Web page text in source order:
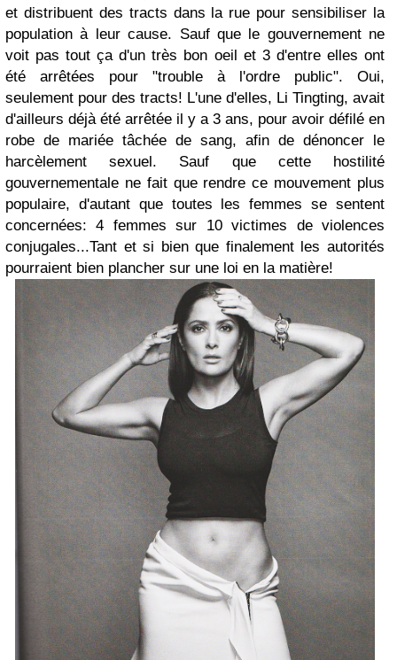
et distribuent des tracts dans la rue pour sensibiliser la
population à leur cause. Sauf que le gouvernement ne
voit pas tout ça d'un très bon oeil et 3 d'entre elles ont
été arrêtées pour "trouble à l'ordre public". Oui,
seulement pour des tracts! L'une d'elles, Li Tingting, avait
d'ailleurs déjà été arrêtée il y a 3 ans, pour avoir défilé en
robe de mariée tâchée de sang, afin de dénoncer le
harcèlement sexuel. Sauf que cette hostilité
gouvernementale ne fait que rendre ce mouvement plus
populaire, d'autant que toutes les femmes se sentent
concernées: 4 femmes sur 10 victimes de violences
conjugales...Tant et si bien que finalement les autorités
pourraient bien plancher sur une loi en la matière!